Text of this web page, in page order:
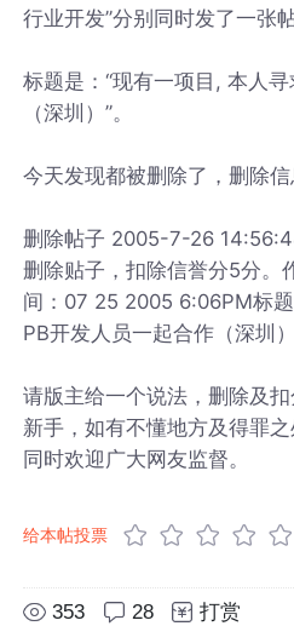
行业开发”分别同时发了一张
标题是：“现有一项目, 本人
（深圳）”。
今天发现都被删除了，删除信
删除帖子 2005-7-26
删除贴子，扣除信誉分5分
间：07 25 2005 6:06PM标
PB开发人员一起合作（深圳）
请版主给一个说法，删除及
新手，如有不懂地方及得罪之
同时欢迎广大网友监督。
给本帖投票
353 28 打赏